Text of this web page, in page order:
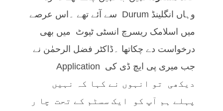
وہاں انگلینڈ Durum سے آئے تھے ۔اس عرصے
میں اسلامک ریسرچ انسٹی ٹیوٹ میں بھی
درخواست دے چکاتھا ۔ڈاکٹر فضل الرحمٰن نے
جب میری پی ایچ ڈی کی Application
دیکھی تو انہوں نے کہا کہ نہیں
پہلے ہم آپ کو ایک سسٹم کے تحت چا ر